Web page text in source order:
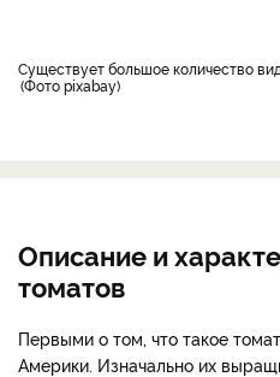
Существует большое количество
Фото pixabay
Описание и
томатов
Первыми о том, что такое
Америки. Изначально их